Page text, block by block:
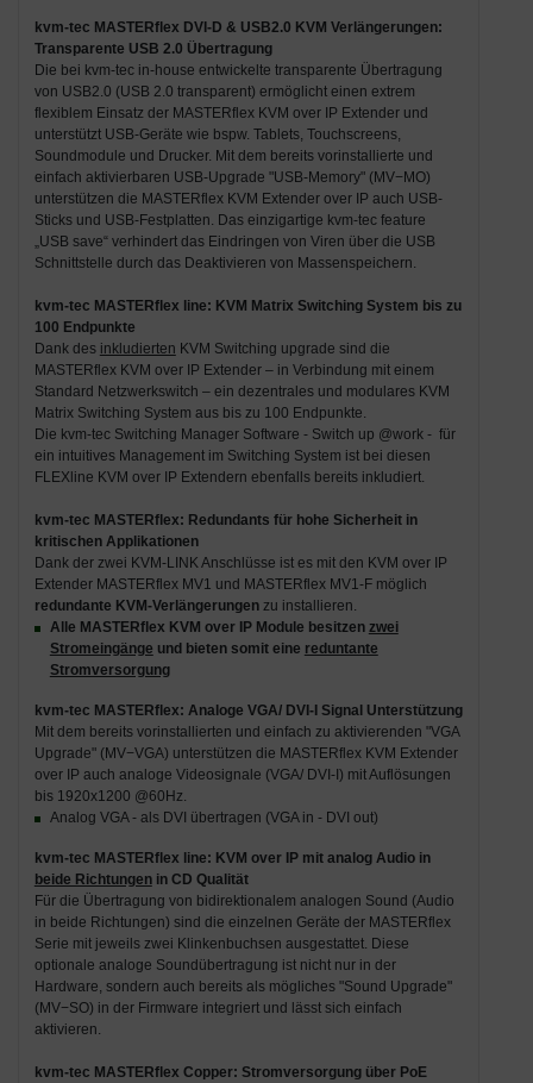
kvm-tec MASTERflex DVI-D & USB2.0 KVM Verlängerungen:
Transparente USB 2.0 Übertragung
Die bei kvm-tec in-house entwickelte transparente Übertragung
von USB2.0 (USB 2.0 transparent) ermöglicht einen extrem
flexiblem Einsatz der MASTERflex KVM over IP Extender und
unterstützt USB-Geräte wie bspw. Tablets, Touchscreens,
Soundmodule und Drucker. Mit dem bereits vorinstallierte und
einfach aktivierbaren USB-Upgrade "USB-Memory" (MV−MO)
unterstützen die MASTERflex KVM Extender over IP auch USB-
Sticks und USB-Festplatten. Das einzigartige kvm-tec feature
„USB save“ verhindert das Eindringen von Viren über die USB
Schnittstelle durch das Deaktivieren von Massenspeichern.
kvm-tec MASTERflex line: KVM Matrix Switching System bis zu
100 Endpunkte
Dank des inkludierten KVM Switching upgrade sind die
MASTERflex KVM over IP Extender – in Verbindung mit einem
Standard Netzwerkswitch – ein dezentrales und modulares KVM
Matrix Switching System aus bis zu 100 Endpunkte.
Die kvm-tec Switching Manager Software - Switch up @work - für
ein intuitives Management im Switching System ist bei diesen
FLEXline KVM over IP Extendern ebenfalls bereits inkludiert.
kvm-tec MASTERflex: Redundants für hohe Sicherheit in
kritischen Applikationen
Dank der zwei KVM-LINK Anschlüsse ist es mit den KVM over IP
Extender MASTERflex MV1 und MASTERflex MV1-F möglich
redundante KVM-Verlängerungenzu installieren.
Alle MASTERflex KVM over IP Module besitzen zwei
Stromeingänge und bieten somit eine reduntante
Stromversorgung
kvm-tec MASTERflex: Analoge VGA/ DVI-I Signal Unterstützung
Mit dem bereits vorinstallierten und einfach zu aktivierenden "VGA
Upgrade" (MV−VGA) unterstützen die MASTERflex KVM Extender
over IP auch analoge Videosignale (VGA/ DVI-I) mit Auflösungen
bis 1920x1200 @60Hz.
Analog VGA - als DVI übertragen (VGA in - DVI out)
kvm-tec MASTERflex line: KVM over IP mit analog Audio in
beide Richtungenin CD Qualität
Für die Übertragung von bidirektionalem analogen Sound (Audio
in beide Richtungen) sind die einzelnen Geräte der MASTERflex
Serie mit jeweils zwei Klinkenbuchsen ausgestattet. Diese
optionale analoge Soundübertragung ist nicht nur in der
Hardware, sondern auch bereits als mögliches "Sound Upgrade"
(MV−SO) in der Firmware integriert und lässt sich einfach
aktivieren.
kvm-tec MASTERflex Copper: Stromversorgung über PoE